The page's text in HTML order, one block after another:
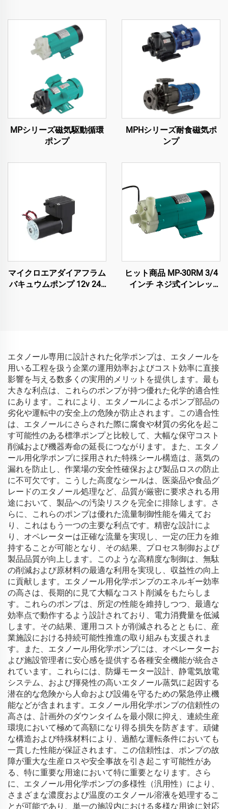
MPシリーズ磁気駆動循環
ポンプ
MPHシリーズ耐食磁気ポ
ンプ
マイクロエアダイアフラム
バキュウムポンプ 12v 24v
ヒット商品 MP-30RM 3/4
インチ ネジ式インレッ
エタノール専用に設計された化学ポンプは、エタノールを
用いる工程を扱う企業の運用効率およびコスト効率に直接
影響を与える数多くの実用的メリットを提供します。最も
大きな利点は、これらのポンプが持つ優れた化学的適合性
にあります。これにより、エタノールによるポンプ部品の
劣化や運転中の安全上の危険が防止されます。この適合性
は、エタノールにさらされた際に腐食や材質の劣化を起こ
す可能性のある標準ポンプと比較して、大幅な保守コスト
削減および機器寿命の延長につながります。また、エタノ
ール用化学ポンプに採用された特殊シール構造は、蒸気の
漏れを防止し、作業場の安全性確保および製品ロスの防止
に不可欠です。こうした高度なシールは、医薬品や食品グ
レードのエタノール処理など、品質が厳密に要求される用
途において、製品への汚染リスクを完全に排除します。さ
らに、これらのポンプは優れた流量制御性能を備えてお
り、これはもう一つの主要な利点です。精密な設計によ
り、オペレーターは正確な流量を実現し、一定の圧力を維
持することが可能となり、その結果、プロセス制御および
製品品質が向上します。このような高精度な制御は、無駄
の削減および原材料の最適な利用を実現し、収益性の向上
に貢献します。エタノール用化学ポンプのエネルギー効率
の高さは、長期的に見て大幅なコスト削減をもたらしま
す。これらのポンプは、所定の性能を維持しつつ、最適な
効率点で動作するよう設計されており、電力消費量を低減
します。その結果、運用コストが削減されるとともに、産
業施設における持続可能性推進の取り組みも支援されま
す。また、エタノール用化学ポンプには、オペレーターお
よび施設管理者に安心感を提供する各種安全機能が統合さ
れています。これらには、防爆モーター設計、静電気放電
システム、および揮発性の高いエタノール蒸気に起因する
潜在的な危険から人命および設備を守るための緊急停止機
能などが含まれます。エタノール用化学ポンプの信頼性の
高さは、計画外のダウンタイムを最小限に抑え、連続生産
環境において極めて高額になり得る損失を防ぎます。頑健
な構造および特殊材料により、過酷な運転条件においても
一貫した性能が保証されます。この信頼性は、ポンプの故
障が重大な生産ロスや安全事故を引き起こす可能性があ
る、特に重要な用途において特に重要となります。さら
に、エタノール用化学ポンプの多様性（汎用性）により、
さまざまな濃度および温度のエタノール溶液を処理するこ
とが可能であり、単一の施設内における多様な用途に対応